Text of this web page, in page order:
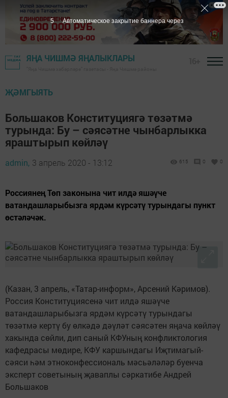
ЯҢА ЧИШМӘ ЯҢАЛЫКЛАРЫ
ҖӘМГЫЯТЬ
Большаков Конституциягә төзәтмә
турында: Бу – сәясәтне чынбарлыкка
яраштырып көйләү
admin, 3 апрель 2020 - 13:12 615 0 0
Россиянең Төп законына чит илдә яшәүче
ватандашларыбызга ярдәм күрсәтү турындагы пункт
өстәләчәк.
(Казан, 3 апрель, «Татар-информ», Арсений Кәримов).
Россия Конституциясенә чит илдә яшәүче
ватандашларыбызга ярдәм күрсәтү турындагы
төзәтмә кертү бу өлкәдә дәүләт сәясәтен яңача көйләү
хакында сөйли, дип саный КФУның конфликтология
кафедрасы мөдире, КФУ каршындагы Иҗтимагый-
сәяси һәм этноконфессиональ мәсьәләләр буенча
эксперт советының җаваплы сәркатибе Андрей
Большаков
4 Автоматическое закрытие баннера через